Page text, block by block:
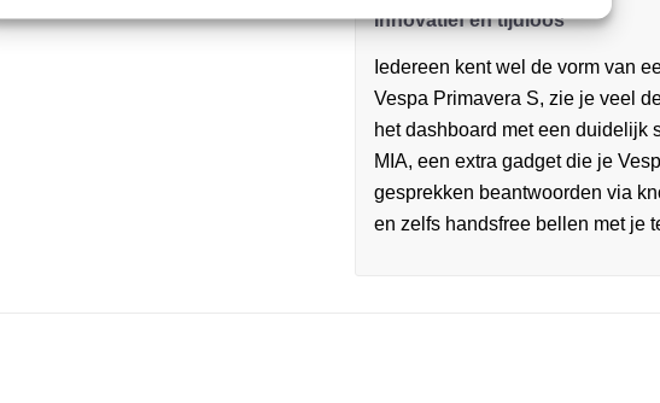
Innovatief en tijdloos
Iedereen kent wel de vorm van
Vespa Primavera S, zie je veel
het dashboard met een duidelijk
MIA, een extra gadget die je
gesprekken beantwoorden via
en zelfs handsfree bellen met je